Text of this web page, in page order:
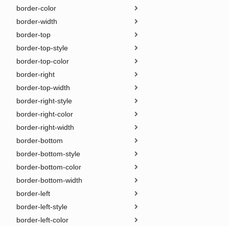
border-color
border-width
border-top
border-top-style
border-top-color
border-right
border-top-width
border-right-style
border-right-color
border-right-width
border-bottom
border-bottom-style
border-bottom-color
border-bottom-width
border-left
border-left-style
border-left-color